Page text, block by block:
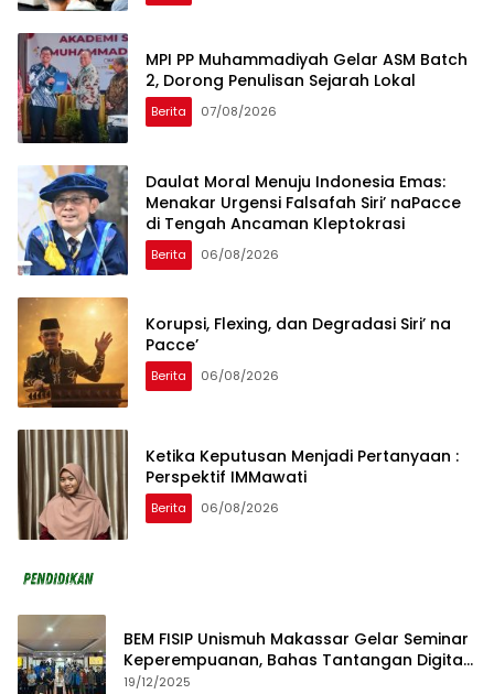
MPI PP Muhammadiyah Gelar ASM Batch
2, Dorong Penulisan Sejarah Lokal
Berita 07/08/2026
Daulat Moral Menuju Indonesia Emas:
Menakar Urgensi Falsafah Siri’ naPacce
di Tengah Ancaman Kleptokrasi
Berita 06/08/2026
Korupsi, Flexing, dan Degradasi Siri’ na
Pacce’
Berita 06/08/2026
Ketika Keputusan Menjadi Pertanyaan :
Perspektif IMMawati
Berita 06/08/2026
BEM FISIP Unismuh Makassar Gelar Seminar
Keperempuanan, Bahas Tantangan Digital
dan Budaya Lokal
19/12/2025